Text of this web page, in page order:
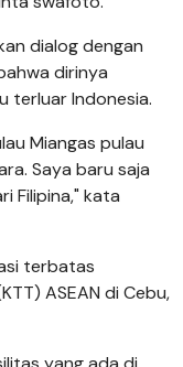
dialog dengan
dirinya
terluar Indonesia.
Miangas pulau
Saya baru saja
Filipina," kata
terbatas
ASEAN di Cebu,